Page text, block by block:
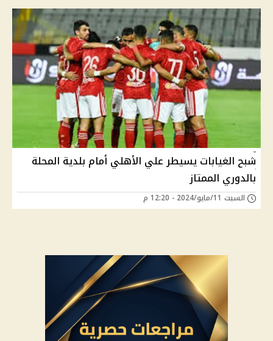
شبح الغيابات يسيطر علي الأهلي أمام بلدية المحلة
بالدوري الممتاز
السبت 11/مايو/2024 - 12:20 م